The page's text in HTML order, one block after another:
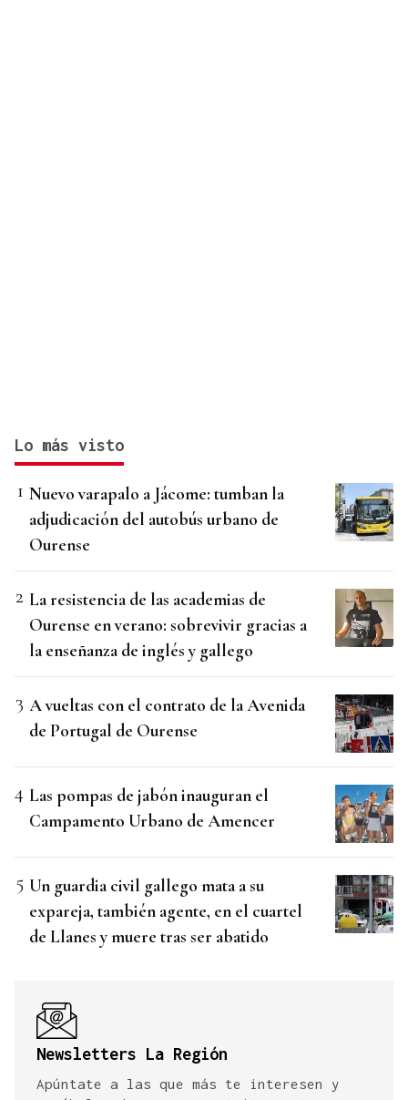
Lo más visto
Nuevo varapalo a Jácome: tumban la
adjudicación del autobús urbano de
Ourense
La resistencia de las academias de
Ourense en verano: sobrevivir gracias a
la enseñanza de inglés y gallego
A vueltas con el contrato de la Avenida
de Portugal de Ourense
Las pompas de jabón inauguran el
Campamento Urbano de Amencer
Un guardia civil gallego mata a su
expareja, también agente, en el cuartel
de Llanes y muere tras ser abatido
Newsletters La Región
Apúntate a las que más te interesen y